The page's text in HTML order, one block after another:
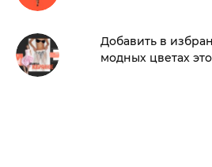
Добавить в
модных цветах